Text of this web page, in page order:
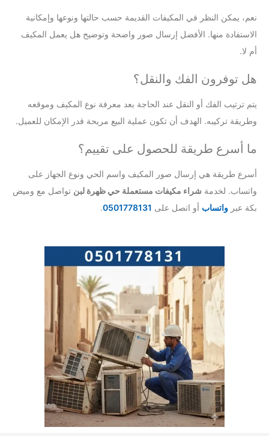
نعم، يمكن النظر في المكيفات القديمة حسب حالتها ونوعها وإمكانية
الاستفادة منها. الأفضل إرسال صور واضحة وتوضيح هل يعمل المكيف
أم لا.
هل توفرون الفك والنقل؟
يتم ترتيب الفك أو النقل عند الحاجة بعد معرفة نوع المكيف وموقعه
وطريقة تركيبه. الهدف أن تكون عملية البيع مريحة قدر الإمكان للعميل.
ما أسرع طريقة للحصول على تقييم؟
أسرع طريقة هي إرسال صور المكيف واسم الحي ونوع الجهاز على
واتساب. لخدمة شراء مكيفات مستعملة حي ظهرة لبن تواصل مع وميض
بكة عبر واتساب أو اتصل على 0501778131
.